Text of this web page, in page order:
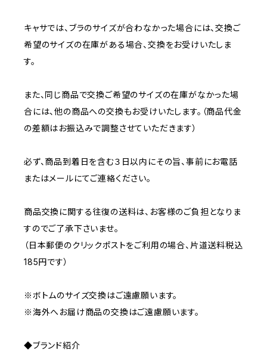
キャサでは、ブラのサイズが合わなかった場合には、交換ご
希望のサイズの在庫がある場合、交換をお受けいたしま
す。
また、同じ商品で交換ご希望のサイズの在庫がなかった場
合には、他の商品への交換もお受けいたします。（商品代金
の差額はお振込みで調整させていただきます）
必ず、商品到着日を含む３日以内にその旨、事前にお電話
またはメールにてご連絡ください。
商品交換に関する往復の送料は、お客様のご負担となりま
すのでご了承下さいませ。
（日本郵便のクリックポストをご利用の場合、片道送料税込
185円です）
※ボトムのサイズ交換はご遠慮願います。
※海外へお届け商品の交換はご遠慮願います。
◆ブランド紹介